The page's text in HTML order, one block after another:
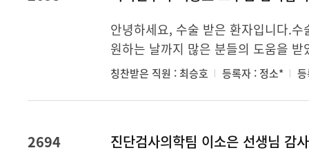
안녕하세요, 수술 받은 환자입니다.
원하는 날까지 많은 분들의 도움을
칭찬받은 직원 : 최승호 등록자 : 정소*
2694 진단검사의학팀 이소은 선생님 감